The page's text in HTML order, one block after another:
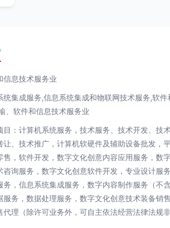
信息技术服务业
统集成服务,信息系统集成和物联网技术服务,软件
、软件和信息技术服务业
目：计算机系统服务，技术服务、技术开发、技术
让、技术推广，计算机软硬件及辅助设备批发，
售，软件开发，数字文化创意内容应用服务，数
咨询服务，数字文化创意软件开发，专业设计服
务，信息系统集成服务，数字内容制作服务（不
服务，数据处理服务，数字文化创意技术装备销
代理（除许可业务外，可自主依法经营法律法规